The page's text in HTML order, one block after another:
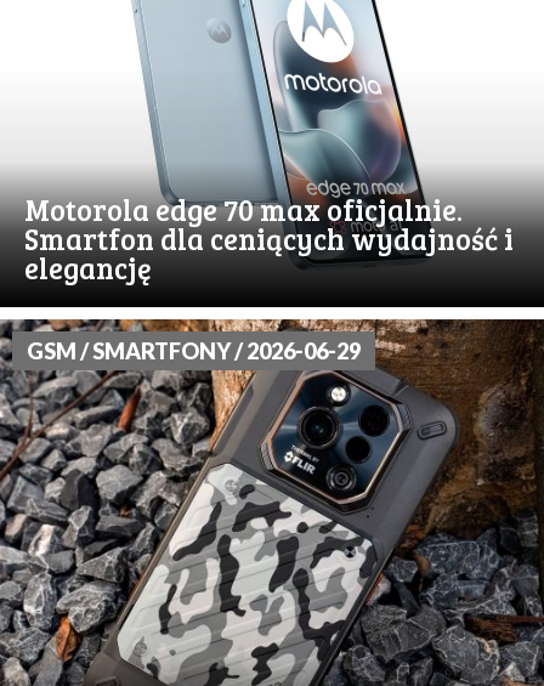
Motorola edge 70 max oficjalnie.
Smartfon dla ceniących wydajność i
elegancję
GSM / SMARTFONY / 2026-06-29